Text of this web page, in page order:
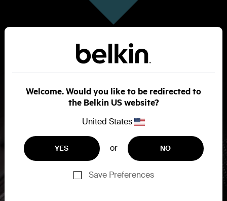
效率最高的電力
GaN 充電器輕巧不佔空間，非常適合出遊使
用。大多數人只要一個充電器，便足夠為手機、
Welcome. Would you like to be redirected to
the Belkin US website?
United States
YES or NO
Save Preferences